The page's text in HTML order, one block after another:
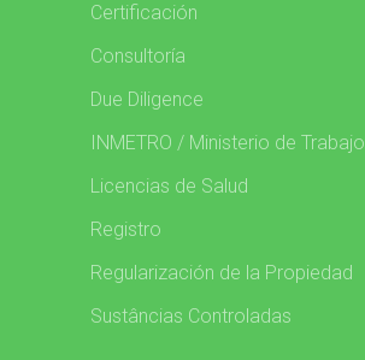
Certificación
Consultoría
Due Diligence
INMETRO / Ministerio de Trabajo
Licencias de Salud
Registro
Regularización de la Propiedad
Sustâncias Controladas